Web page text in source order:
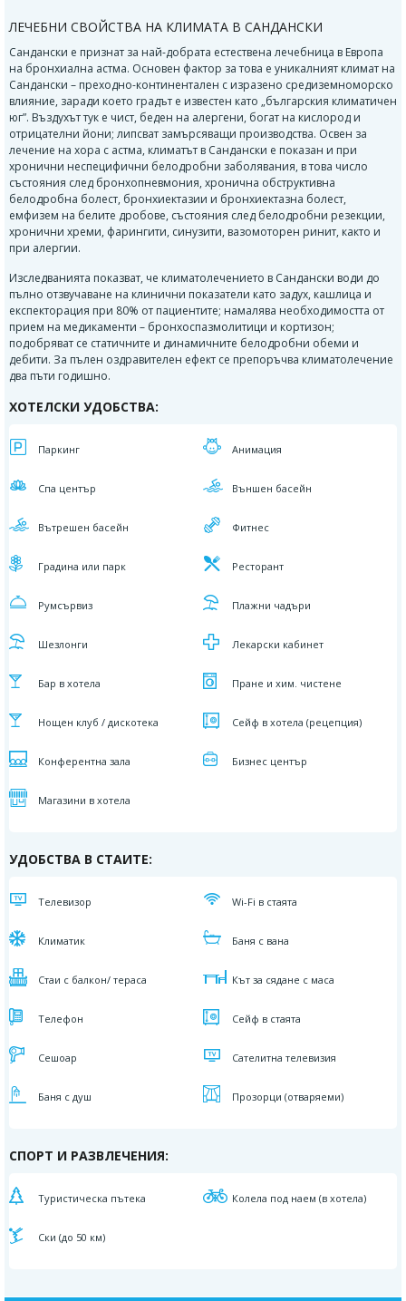
ЛЕЧЕБНИ СВОЙСТВА НА КЛИМАТА В САНДАНСКИ
Сандански е признат за най-добрата естествена лечебница в Европа
на бронхиална астма. Основен фактор за това е уникалният климат на
Сандански – преходно-континентален с изразено средиземноморско
влияние, заради което градът е известен като „българския климатичен
юг”. Въздухът тук е чист, беден на алергени, богат на кислород и
отрицателни йони; липсват замърсяващи производства. Освен за
лечение на хора с астма, климатът в Сандански е показан и при
хронични неспецифични белодробни заболявания, в това число
състояния след бронхопневмония, хронична обструктивна
белодробна болест, бронхиектазии и бронхиектазна болест,
емфизем на белите дробове, състояния след белодробни резекции,
хронични хреми, фарингити, синузити, вазомоторен ринит, както и
при алергии.
Изследванията показват, че климатолечението в Сандански води до
пълно отзвучаване на клинични показатели като задух, кашлица и
експекторация при 80% от пациентите; намалява необходимостта от
прием на медикаменти – бронхоспазмолитици и кортизон;
подобряват се статичните и динамичните белодробни обеми и
дебити. За пълен оздравителен ефект се препоръчва климатолечение
два пъти годишно.
ХОТЕЛСКИ УДОБСТВА:
Паркинг Aнимация
Спа център Външен басейн
Вътрешен басейн Фитнес
Градина или парк Ресторант
Румсървиз Плажни чадъри
Шезлонги Лекарски кабинет
Бар в хотела Пране и хим. чистене
Нощен клуб / дискотека Сейф в хотела (рецепция)
Конферентна зала Бизнес център
Магазини в хотела
УДОБСТВА В СТАИТЕ:
Телевизор Wi-Fi в стаята
Климатик Баня с вана
Стаи с балкон/ тераса Кът за сядане с маса
Телефон Сейф в стаята
Сешоар Сателитна телевизия
Баня с душ Прозорци (отваряеми)
СПОРТ И РАЗВЛЕЧЕНИЯ:
Туристическа пътека Колела под наем (в хотела)
Ски (до 50 км)